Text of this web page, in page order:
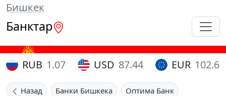
Бишкек
Банктар
RUB 1.07 USD 87.44 EUR 102.65
Назад Банки Бишкека Оптима Банк